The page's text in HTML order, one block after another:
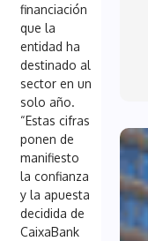
financiación
que la
entidad ha
destinado al
sector en un
solo año.
“Estas cifras
ponen de
manifiesto
la confianza
y la apuesta
decidida de
CaixaBank